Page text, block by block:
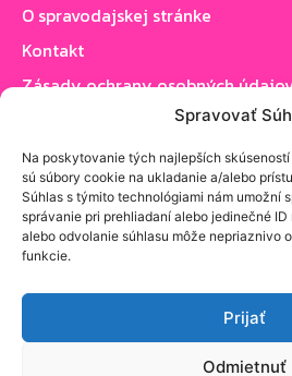
Spravovať
Na poskytovanie tých najlepších
sú súbory cookie na ukladanie a/alebo
Súhlas s týmito technológiami nám umožní
správanie pri prehliadaní alebo jedinečné
alebo odvolanie súhlasu môže nepriaznivo
funkcie.
Prijať
Odmietnuť
O spravodajskej stránke
Kontakt
Zásady ochrany osobných
Zásady používania cookie (EÚ)
Sledujte nás
PRIHLÁSIŤ SA K